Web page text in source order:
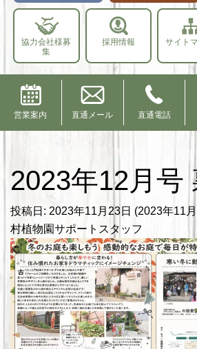
協力会社様募
集
採用情報 サイト
営業案内 直通メール 直通電話
2023年12月号
投稿日: 2023年11月23日 (2023年11
村植物園サポートスタッフ